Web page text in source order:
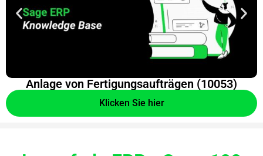
Anlage von Fertigungsaufträgen (10053)
Klicken Sie hier